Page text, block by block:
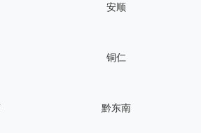
安顺
铜仁
黔东南